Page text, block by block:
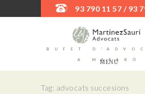
93 790 11 57 / 93
52 45
BUFET
A MATARÓ
MENU
Tag: advocats succesions